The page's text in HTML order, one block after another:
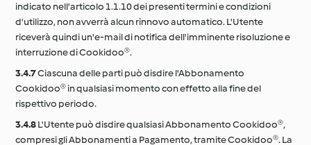
indicato nell'articolo 1.1.10 dei presenti termini e condizioni
d'utilizzo, non avverrà alcun rinnovo automatico. L'Utente
riceverà quindi un'e-mail di notifica dell'imminente risoluzione e
interruzione di Cookidoo®.
3.4.7Ciascuna delle parti può disdire l'Abbonamento
Cookidoo® in qualsiasi momento con effetto alla fine del
rispettivo periodo.
3.4.8L'Utente può disdire qualsiasi Abbonamento Cookidoo®,
compresi gli Abbonamenti a Pagamento, tramite Cookidoo®. La